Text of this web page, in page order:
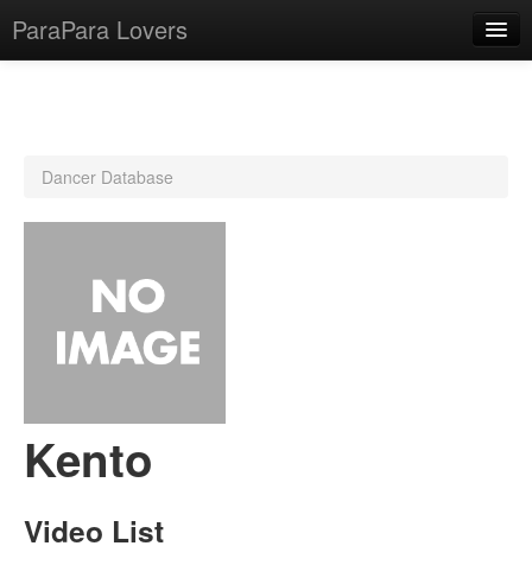
ParaPara Lovers
CD Database
Lesson Database
Dancer Database
Kento
Video List